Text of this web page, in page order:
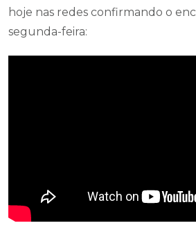
hoje nas redes confirmando o
segunda-feira: